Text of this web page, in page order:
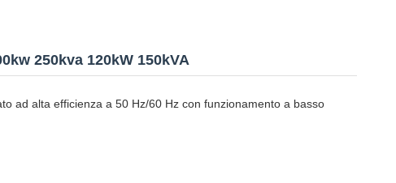
250kva 120kW 150kVA
ad alta efficienza a 50 Hz/60 Hz con funzionamento a basso